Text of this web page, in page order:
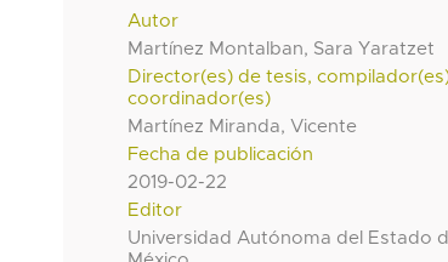
Autor
Martínez Montalban, Sara Yaratzet
Director(es) de tesis,
coordinador(es)
Martínez Miranda, Vicente
Fecha de publicación
2019-02-22
Editor
Universidad Autónoma del Estado